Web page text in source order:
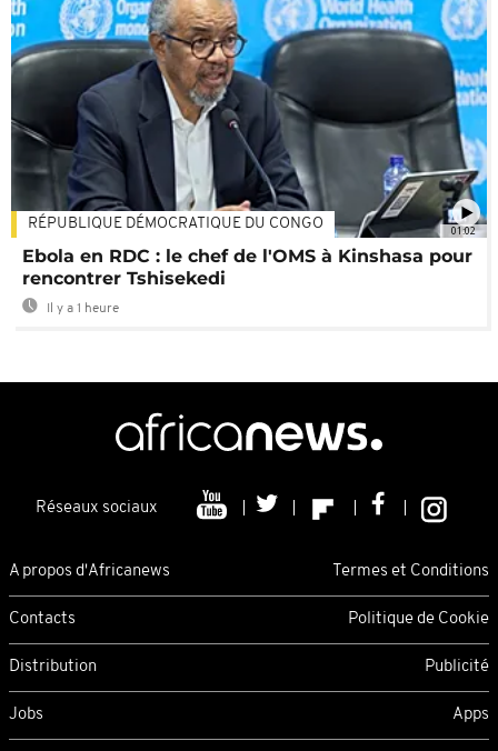
01:02
RÉPUBLIQUE DÉMOCRATIQUE DU CONGO
Ebola en RDC : le chef de l'OMS à Kinshasa pour
rencontrer Tshisekedi
Il y a 1 heure
Réseaux sociaux
A propos d'Africanews Termes et Conditions
Contacts Politique de Cookie
Distribution Publicité
Jobs Apps